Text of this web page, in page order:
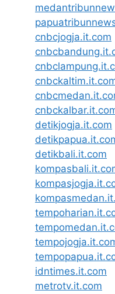
cnbcjogja.it.com
detikjogja.it.com
detikbali.it.com
idntimes.it.com
metrotv.it.com